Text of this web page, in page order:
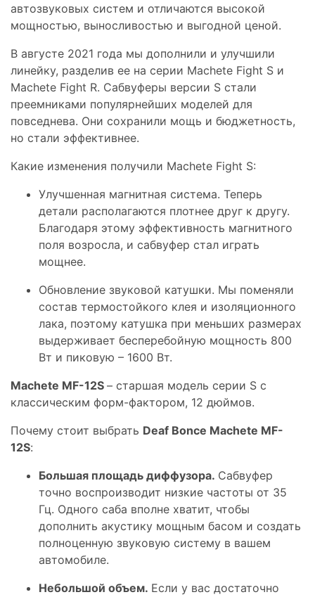
автозвуковых систем и отличаются высокой
мощностью, выносливостью и выгодной ценой.
В августе 2021 года мы дополнили и улучшили
линейку, разделив ее на серии Machete Fight S и
Machete Fight R. Сабвуферы версии S стали
преемниками популярнейших моделей для
повседнева. Они сохранили мощь и бюджетность,
но стали эффективнее.
Какие изменения получили Machete Fight S:
Улучшенная магнитная система. Теперь
детали располагаются плотнее друг к другу.
Благодаря этому эффективность магнитного
поля возросла, и сабвуфер стал играть
мощнее.
Обновление звуковой катушки. Мы поменяли
состав термостойкого клея и изоляционного
лака, поэтому катушка при меньших размерах
выдерживает бесперебойную мощность 800
Вт и пиковую – 1600 Вт.
Machete MF-12S – старшая модель серии S с
классическим форм-фактором, 12 дюймов.
Почему стоит выбрать Deaf Bonce Machete MF-
12S:
Большая площадь диффузора. Сабвуфер
точно воспроизводит низкие частоты от 35
Гц. Одного саба вполне хватит, чтобы
дополнить акустику мощным басом и создать
полноценную звуковую систему в вашем
автомобиле.
Небольшой объем. Если у вас достаточно